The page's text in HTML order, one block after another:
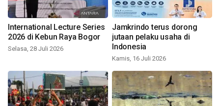
International Lecture Series
2026 di Kebun Raya Bogor
Selasa, 28 Juli 2026
Jamkrindo terus dorong
jutaan pelaku usaha di
Indonesia
Kamis, 16 Juli 2026